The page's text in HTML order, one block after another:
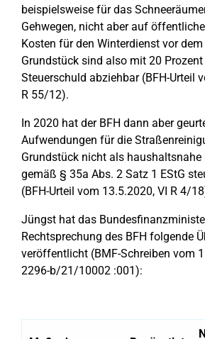
beispielsweise für das
Gehwegen, nicht aber auf
Kosten für den Winterdienst vor dem
Grundstück sind also mit 20
Steuerschuld abziehbar (BFH-Urteil
R 55/12).
In 2020 hat der BFH dann aber
Aufwendungen für die
Grundstück nicht als haushaltsnahe
gemäß § 35a Abs. 2 Satz 1 EStG
(BFH-Urteil vom 13.5.2020, VI R 4/
Jüngst hat das
Rechtsprechung des BFH folgende
veröffentlicht (BMF-Schreiben vom
2296-b/21/10002 :001):